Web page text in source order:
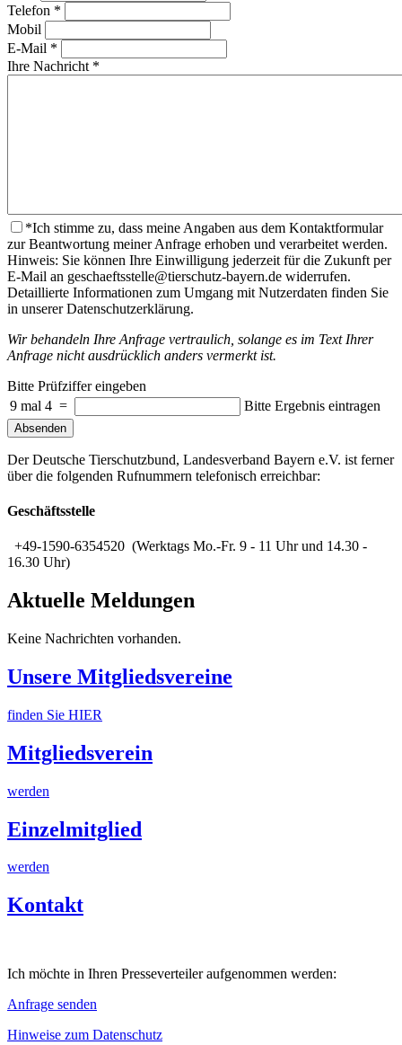
Telefon *
Mobil
E-Mail *
Ihre Nachricht *
*Ich stimme zu, dass meine Angaben aus dem Kontaktformular
zur Beantwortung meiner Anfrage erhoben und verarbeitet werden.
Hinweis: Sie können Ihre Einwilligung jederzeit für die Zukunft per
E-Mail an geschaeftsstelle@tierschutz-bayern.de widerrufen.
Detaillierte Informationen zum Umgang mit Nutzerdaten finden Sie
in unserer Datenschutzerklärung.
Wir behandeln Ihre Anfrage vertraulich, solange es im Text Ihrer
Anfrage nicht ausdrücklich anders vermerkt ist.
Bitte Prüfziffer eingeben
9 mal 4 = Bitte Ergebnis eintragen
Absenden
Der Deutsche Tierschutzbund, Landesverband Bayern e.V. ist ferner
über die folgenden Rufnummern telefonisch erreichbar:
Geschäftsstelle
+49-1590-6354520 (Werktags Mo.-Fr. 9 - 11 Uhr und 14.30 -
16.30 Uhr)
Aktuelle Meldungen
Keine Nachrichten vorhanden.
Unsere Mitgliedsvereine
finden Sie HIER
Mitgliedsverein
werden
Einzelmitglied
werden
Kontakt
Ich möchte in Ihren Presseverteiler aufgenommen werden:
Anfrage senden
Hinweise zum Datenschutz